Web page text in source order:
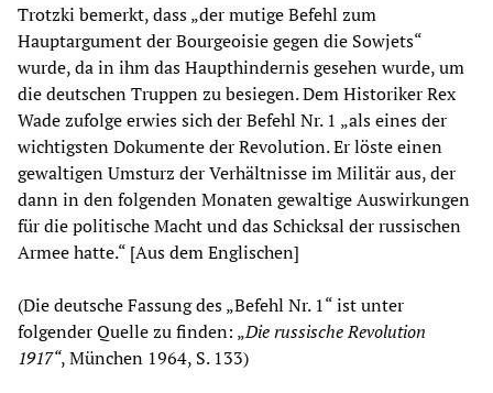
Trotzki bemerkt, dass „der mutige Befehl zum
Hauptargument der Bourgeoisie gegen die Sowjets“
wurde, da in ihm das Haupthindernis gesehen wurde, um
die deutschen Truppen zu besiegen. Dem Historiker Rex
Wade zufolge erwies sich der Befehl Nr. 1 „als eines der
wichtigsten Dokumente der Revolution. Er löste einen
gewaltigen Umsturz der Verhältnisse im Militär aus, der
dann in den folgenden Monaten gewaltige Auswirkungen
für die politische Macht und das Schicksal der russischen
Armee hatte.“ [Aus dem Englischen]
(Die deutsche Fassung des „Befehl Nr. 1“ ist unter
folgender Quelle zu finden: „Die russische Revolution
1917“, München 1964, S. 133)